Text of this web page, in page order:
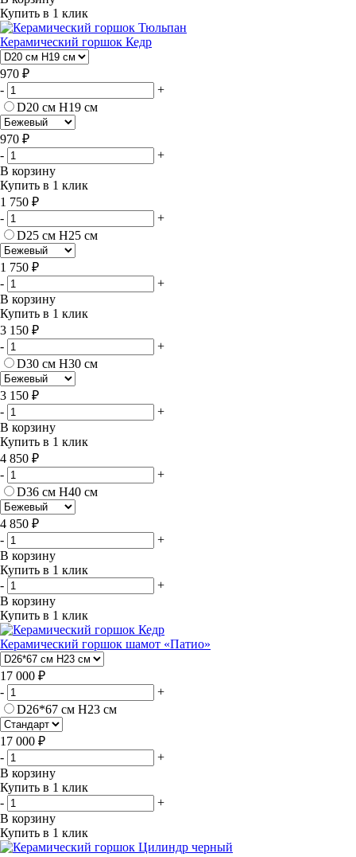
Купить в 1 клик
Керамический горшок Кедр
970 ₽
-
+
D20 см H19 см
970 ₽
-
+
В корзину
Купить в 1 клик
1 750 ₽
-
+
D25 см H25 см
1 750 ₽
-
+
В корзину
Купить в 1 клик
3 150 ₽
-
+
D30 см H30 см
3 150 ₽
-
+
В корзину
Купить в 1 клик
4 850 ₽
-
+
D36 см H40 см
4 850 ₽
-
+
В корзину
Купить в 1 клик
-
+
В корзину
Купить в 1 клик
Керамический горшок шамот «Патио»
17 000 ₽
-
+
D26*67 см H23 см
17 000 ₽
-
+
В корзину
Купить в 1 клик
-
+
В корзину
Купить в 1 клик